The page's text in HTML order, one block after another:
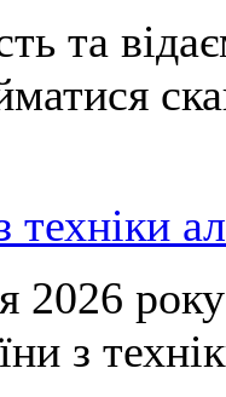
та
2026
з